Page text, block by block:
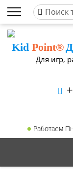
KidPoint®
Для игр,
Работаем